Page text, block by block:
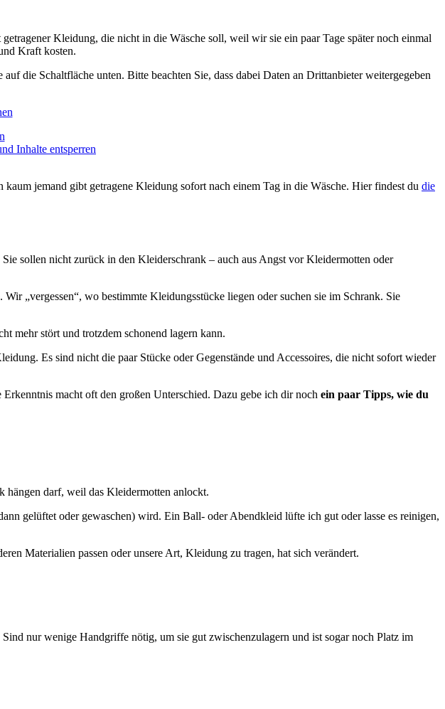
Kleidung, die nicht in die Wäsche soll, weil wir sie ein paar Tage später noch einmal
Kraft kosten.
die Schaltfläche unten. Bitte beachten Sie, dass dabei Daten an Drittanbieter weitergegeben
Inhalte entsperren
jemand gibt getragene Kleidung sofort nach einem Tag in die Wäsche. Hier findest du die
sollen nicht zurück in den Kleiderschrank – auch aus Angst vor Kleidermotten oder
„vergessen“, wo bestimmte Kleidungsstücke liegen oder suchen sie im Schrank. Sie
mehr stört und trotzdem schonend lagern kann.
Es sind nicht die paar Stücke oder Gegenstände und Accessoires, die nicht sofort wieder
macht oft den großen Unterschied. Dazu gebe ich dir noch ein paar Tipps, wie du
hängen darf, weil das Kleidermotten anlockt.
gelüftet oder gewaschen) wird. Ein Ball- oder Abendkleid lüfte ich gut oder lasse es reinigen,
Materialien passen oder unsere Art, Kleidung zu tragen, hat sich verändert.
Sind nur wenige Handgriffe nötig, um sie gut zwischenzulagern und ist sogar noch Platz im